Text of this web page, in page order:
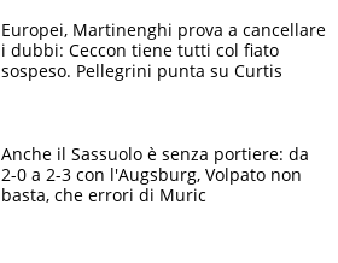
Europei, Martinenghi prova a cancellare
i dubbi: Ceccon tiene tutti col fiato
sospeso. Pellegrini punta su Curtis
Anche il Sassuolo è senza portiere: da
2-0 a 2-3 con l'Augsburg, Volpato non
basta, che errori di Muric